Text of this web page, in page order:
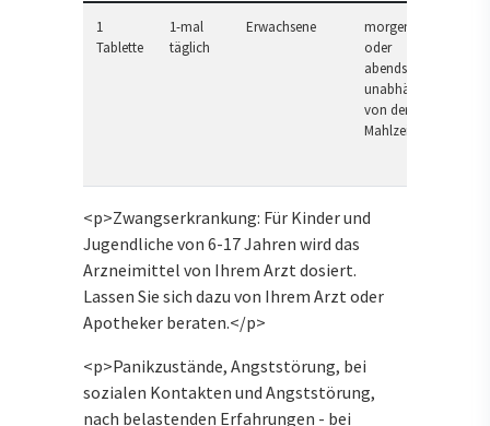
1
Tablette
1-mal
täglich
Erwachsene
morgens
oder
abends,
unabhängig
von der
Mahlzeit
<p>Zwangserkrankung: Für Kinder und
Jugendliche von 6-17 Jahren wird das
Arzneimittel von Ihrem Arzt dosiert.
Lassen Sie sich dazu von Ihrem Arzt oder
Apotheker beraten.</p>
<p>Panikzustände, Angststörung, bei
sozialen Kontakten und Angststörung,
nach belastenden Erfahrungen - bei